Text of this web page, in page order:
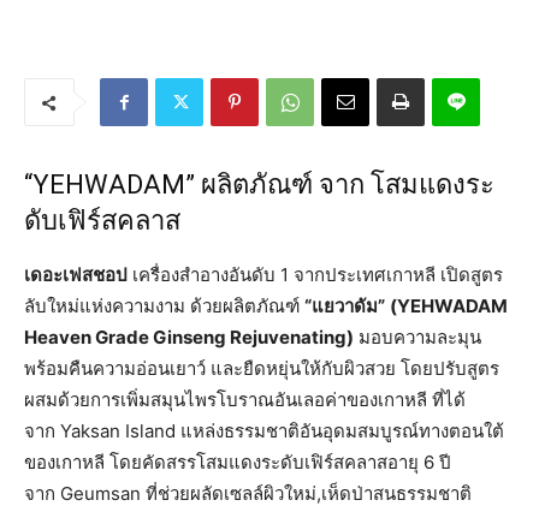
“YEHWADAM” ผลิตภัณฑ์ จาก โสมแดงระ
ดับเฟิร์สคลาส
เดอะเฟสชอป เครื่องสำอางอันดับ 1 จากประเทศเกาหลี เปิดสูตร
ลับใหม่แห่งความงาม ด้วยผลิตภัณฑ์ “แยวาดัม” (YEHWADAM
Heaven Grade Ginseng Rejuvenating) มอบความละมุน
พร้อมคืนความอ่อนเยาว์ และยืดหยุ่นให้กับผิวสวย โดยปรับสูตร
ผสมด้วยการเพิ่มสมุนไพรโบราณอันเลอค่าของเกาหลี ที่ได้
จาก Yaksan Island แหล่งธรรมชาติอันอุดมสมบูรณ์ทางตอนใต้
ของเกาหลี โดยคัดสรรโสมแดงระดับเฟิร์สคลาสอายุ 6 ปี
จาก Geumsan ที่ช่วยผลัดเซลล์ผิวใหม่,เห็ดป่าสนธรรมชาติ